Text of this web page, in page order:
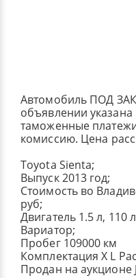
Автомобиль ПОД
объявлении
таможенные
комиссию. Цена
Toyota Sienta;
Выпуск 2013 год;
Стоимость во
руб;
Двигатель 1.5 л, 110
Вариатор;
Пробег 109000 км
Комплектация X L
Продан на аукционе